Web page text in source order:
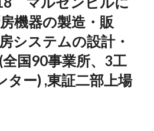
機器の製造・販
システムの設計・
国90事業所、3工
ター) ,東証二部上場